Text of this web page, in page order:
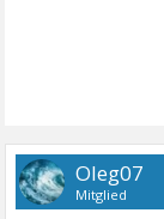
Oleg07
Mitglied